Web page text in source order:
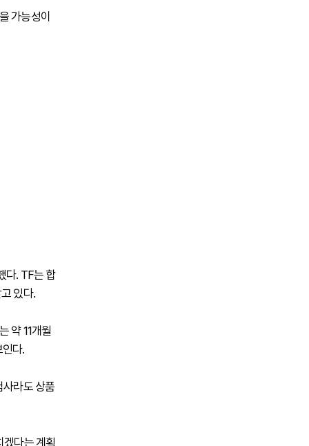
가능성이
다. TF는 합
있다.
약 11개월
다.
사라도 상품
겠다는 계획